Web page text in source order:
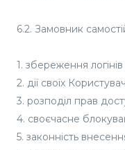
6.2. Замовник
1. збереження логінів
2. дії своїх
3. розподіл прав
4. своєчасне
5. законність